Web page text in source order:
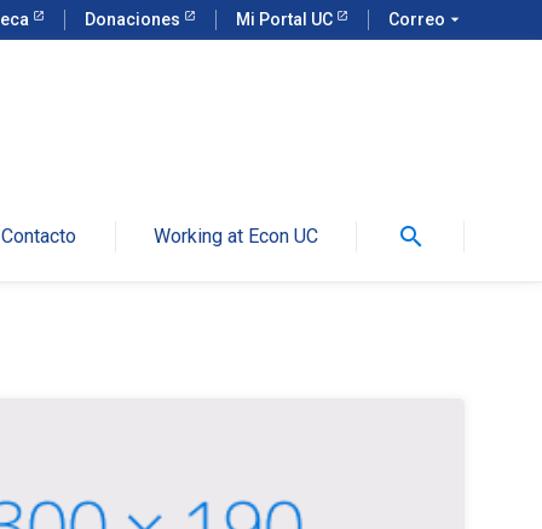
Donaciones Mi Portal UC Correo arrow_drop_down
Contacto Working at Econ UC search